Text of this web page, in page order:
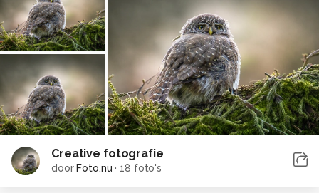
Creative fotografie
door Foto.nu ·18 foto's